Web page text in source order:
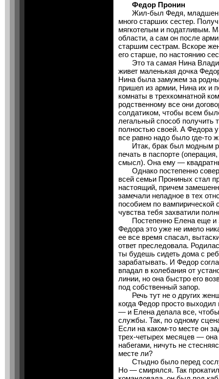
Федор Пронин
Жил-был Федя,
много старших сестер.
мягкотелым и податливым.
области, а сам он после
старшим сестрам. Вскоре
его старше, по настоянию
Это та самая Нина
живет маленькая дочка
Нина была замужем за
пришел из армии, Нина их и
комнаты в трехкомнатной
родственному все они
солдатиком, чтобы всем
легальный способ получить
полностью своей. А Федора
все равно надо было где-то
Итак, брак был модным
печать в паспорте
смысл). Она ему —
Однако постепенно
всей семьи Прониных стал
настоящий, причем
замечали неладное в тех
пособием по вампирической
чувства тебя захватили
Постепенно Елена еще и
Федора это уже не имело
ее все время спасал,
ответ преследовала.
ты будешь сидеть дома с
зарабатывать. И Федор
впадал в колебания от
линии, но она быстро его
под собственный запор.
Речь тут не о других
когда Федор просто
— и Елена делала все,
службы. Так, по одному
Если на каком-то месте он
трех-четырех месяцев —
набегами, ничуть не
месте ли?
Стыдно было перед
Но — смирялся. Так